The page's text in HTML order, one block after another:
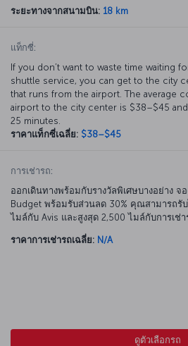
ระยะทางจากสนามบิน: 18 km
แท็กซี่:
If you don’t want to waste time waiting
shuttle service, you can get to the city
that runs from the airport. The average
airport to the city center is $38–$45
25 minutes.
ราคาแท็กซี่เฉลี่ย: $38–$45
การเช่ารถ:
ออกเดินทางพร้อมกับรางวัลพิเศษบางอย่าง จ
Budget พร้อมรับส่วนลด 30% คุณสามารถรั
ไมล์กับ Avis และสูงสุด 2,500 ไมล์กับการเช่
ราคาการเช่ารถเฉลี่ย: N/A
ดูตัวเลือกรถ